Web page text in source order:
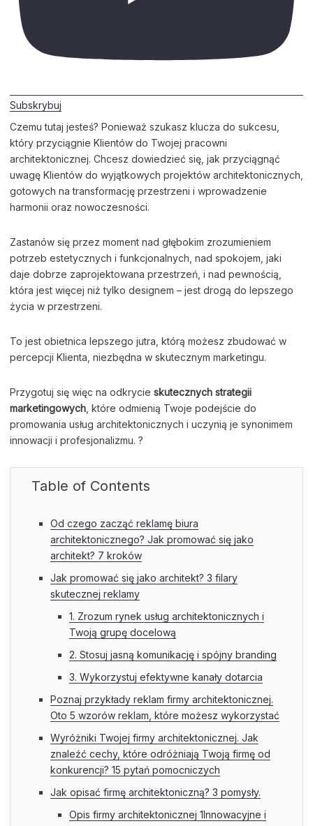
Subskrybuj
Czemu tutaj jesteś? Ponieważ szukasz klucza do sukcesu,
który przyciągnie Klientów do Twojej pracowni
architektonicznej. Chcesz dowiedzieć się, jak przyciągnąć
uwagę Klientów do wyjątkowych projektów architektonicznych,
gotowych na transformację przestrzeni i wprowadzenie
harmonii oraz nowoczesności.
Zastanów się przez moment nad głębokim zrozumieniem
potrzeb estetycznych i funkcjonalnych, nad spokojem, jaki
daje dobrze zaprojektowana przestrzeń, i nad pewnością,
która jest więcej niż tylko designem – jest drogą do lepszego
życia w przestrzeni.
To jest obietnica lepszego jutra, którą możesz zbudować w
percepcji Klienta, niezbędna w skutecznym marketingu.
Przygotuj się więc na odkrycie skutecznych strategii
marketingowych, które odmienią Twoje podejście do
promowania usług architektonicznych i uczynią je synonimem
innowacji i profesjonalizmu. ?
Table of Contents
Od czego zacząć reklamę biura
architektonicznego? Jak promować się jako
architekt? 7 kroków
Jak promować się jako architekt? 3 filary
skutecznej reklamy
1. Zrozum rynek usług architektonicznych i
Twoją grupę docelową
2. Stosuj jasną komunikację i spójny branding
3. Wykorzystuj efektywne kanały dotarcia
Poznaj przykłady reklam firmy architektonicznej.
Oto 5 wzorów reklam, które możesz wykorzystać
Wyróżniki Twojej firmy architektonicznej. Jak
znaleźć cechy, które odróżniają Twoją firmę od
konkurencji? 15 pytań pomocniczych
Jak opisać firmę architektoniczną? 3 pomysły.
Opis firmy architektonicznej 1Innowacyjne i